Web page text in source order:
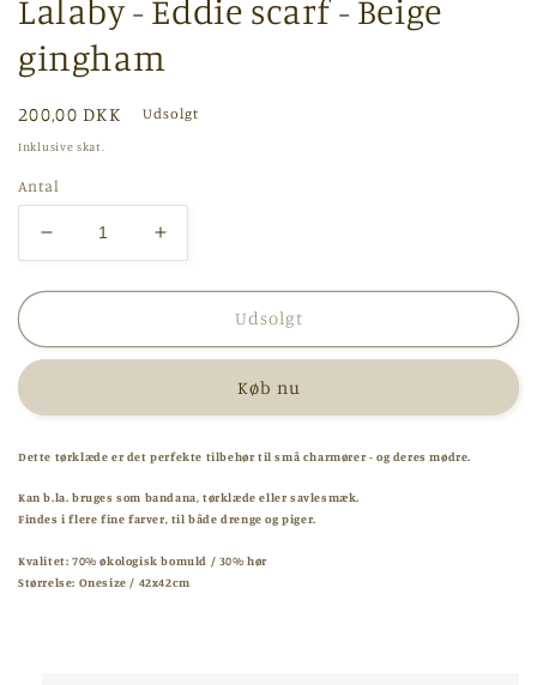
Lalaby - Eddie scarf - Beige
gingham
Normalpris
200,00 DKK Udsolgt
Inklusive skat.
Antal
Reducer
antallet
for
-
-
gingham
Øg
antallet
for
-
-
gingham
Udsolgt
Køb nu
Dette tørklæde er det perfekte tilbehør til små charmører - og deres mødre.
Kan b.la. bruges som bandana, tørklæde eller savlesmæk.
Findes i flere fine farver, til både drenge og piger.
Kvalitet: 70% økologisk bomuld / 30% hør
Størrelse: Onesize / 42x42cm